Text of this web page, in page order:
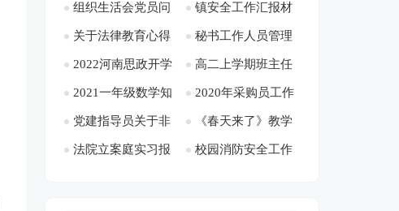
情况的通报[此文共
2657字]
710字]
总结德能勤绩多篇
[此文共5708字]
词[此文共7760字]
组织生活会党员问
题清单[此文共1257
字]
镇安全工作汇报材
料(精选多篇)[此文共
6848字]
关于法律教育心得
体会[此文共4120字]
秘书工作人员管理
规定[此文共958字]
2022河南思政开学
第一课观后感通用多
篇[此文共3687字]
高二上学期班主任
工作计划900字[此文
共8385字]
2021一年级数学知
识点[此文共1082字]
2020年采购员工作
总结[此文共7684字]
党建指导员关于非
公党建工作个人总结
《春天来了》教学
反思[此文共1847字]
法院立案庭实习报 校园消防安全工作